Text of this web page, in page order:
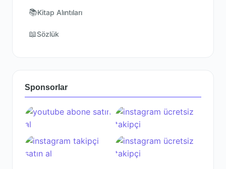
📚Kitap Alıntıları
📖Sözlük
Sponsorlar